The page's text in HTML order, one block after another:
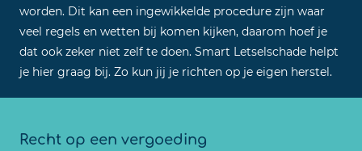
worden. Dit kan een ingewikkelde procedure zijn waar
veel regels en wetten bij komen kijken, daarom hoef je
dat ook zeker niet zelf te doen. Smart Letselschade helpt
je hier graag bij. Zo kun jij je richten op je eigen herstel.
Recht op een vergoeding